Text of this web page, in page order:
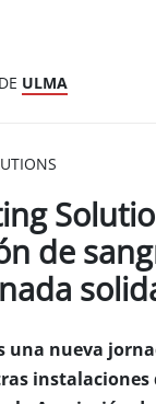
ULMA
de
una nueva
instalaciones